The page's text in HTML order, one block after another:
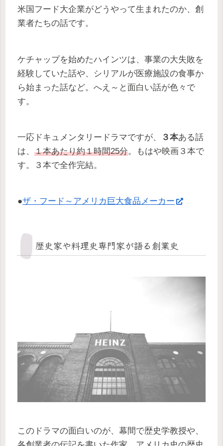
米国フード大企業がどうやって生まれたのか、創
業者たちの話です。
ケチャップを始めたハインツは、事業の大失敗を
経験していた話や、シリアルが医療施設の食事か
ら始まった話など。へえ～と面白い話が色々で
す。
一応ドキュメンタリードラマですが、 ３本ある話
は、 １本あたり約１時間25分。もはや映画３本で
す。３本で全作完結。
●ザ・フード～アメリカ巨大食品メーカー
歴史家や料理史専門家が語る創業史
このドラマの面白いのが、幕間で歴史学教授や、